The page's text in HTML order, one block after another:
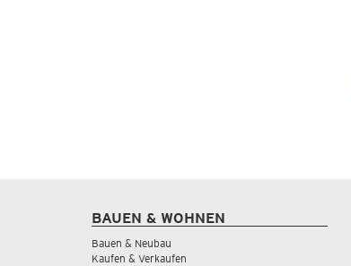
BAUEN & WOHNEN
Bauen & Neubau
Kaufen & Verkaufen